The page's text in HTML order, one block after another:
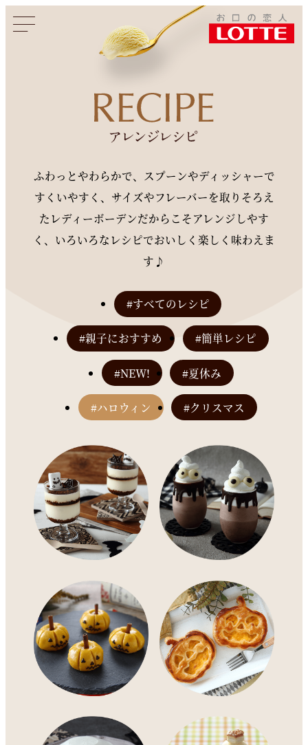
このページをシェアする
ふわっとやわらかで、スプーンやディッシャーで
すくいやすく、 サイズやフレーバーを取りそろえ
たレディーボーデンだからこそアレンジしやす
く、いろいろなレシピでおいしく楽しく味わえま
す♪
#すべてのレシピ
#親子におすすめ #簡単レシピ
#NEW! #夏休み
#ハロウィン #クリスマス